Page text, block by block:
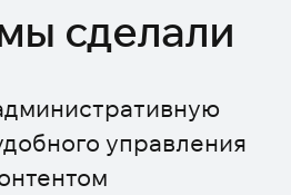
сделали
управления